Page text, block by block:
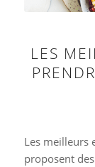
LES
Les meilleurs
proposent